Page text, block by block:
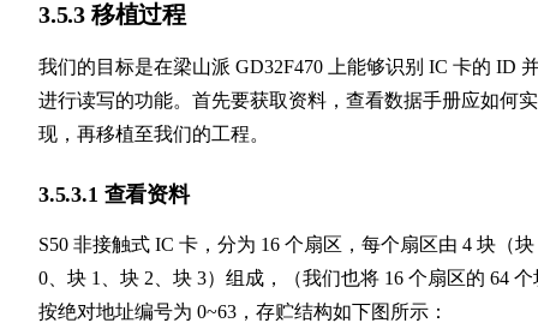
3.5.3 移植过程
我们的目标是在梁山派 GD32F470 上能够识别 IC 卡的 ID
进行读写的功能。首先要获取资料，查看数据手册应如何实
现，再移植至我们的工程。
3.5.3.1 查看资料
S50 非接触式 IC 卡，分为 16 个扇区，每个扇区由 4 块（块
0、块 1、块 2、块 3）组成，（我们也将 16 个扇区的 64 个
按绝对地址编号为 0~63，存贮结构如下图所示：